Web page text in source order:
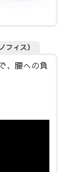
ィス）
、腰への負